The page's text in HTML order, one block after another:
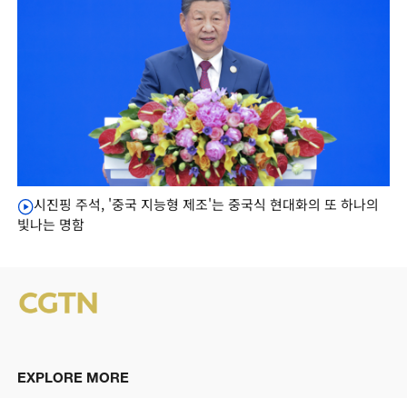
시진핑 주석, '중국 지능형 제조'는 중국식 현대화의 또 하나의
빛나는 명함
EXPLORE MORE